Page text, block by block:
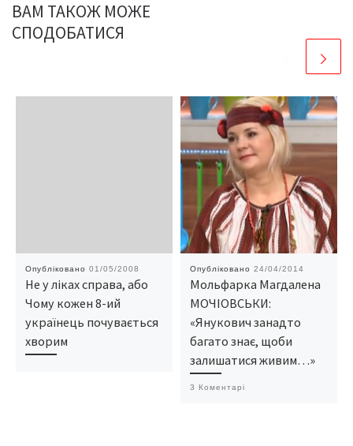
ВАМ ТАКОЖ МОЖЕ
СПОДОБАТИСЯ
Опубліковано 01/05/2008
Не у ліках справа, або
Чому кожен 8-ий
українець почувається
хворим
Опубліковано 24/04/2014
Мольфарка Магдалена
МОЧІОВСЬКИ:
«Янукович занадто
багато знає, щоби
залишатися живим…»
3 Коментарі